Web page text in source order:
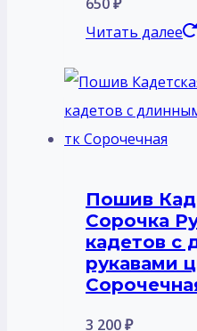
Читать далее
Пошив
Сорочка
кадетов с
рукавами
3 200₽